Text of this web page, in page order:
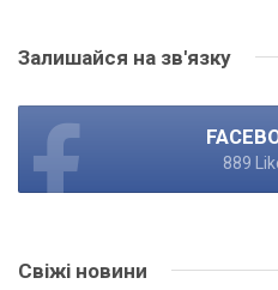
Залишайся на зв'язку
889
Свіжі новини